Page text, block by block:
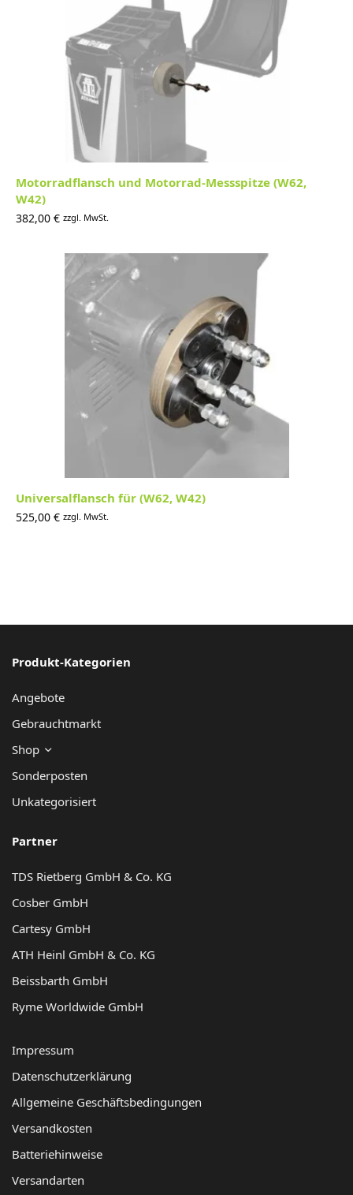
Motorradflansch und Motorrad-Messspitze (W62,
W42)
382,00 € zzgl. MwSt.
Universalflansch für (W62, W42)
525,00 € zzgl. MwSt.
Produkt-Kategorien
Angebote
Gebrauchtmarkt
Shop
Sonderposten
Unkategorisiert
Partner
TDS Rietberg GmbH & Co. KG
Cosber GmbH
Cartesy GmbH
ATH Heinl GmbH & Co. KG
Beissbarth GmbH
Ryme Worldwide GmbH
Impressum
Datenschutzerklärung
Allgemeine Geschäftsbedingungen
Versandkosten
Batteriehinweise
Versandarten